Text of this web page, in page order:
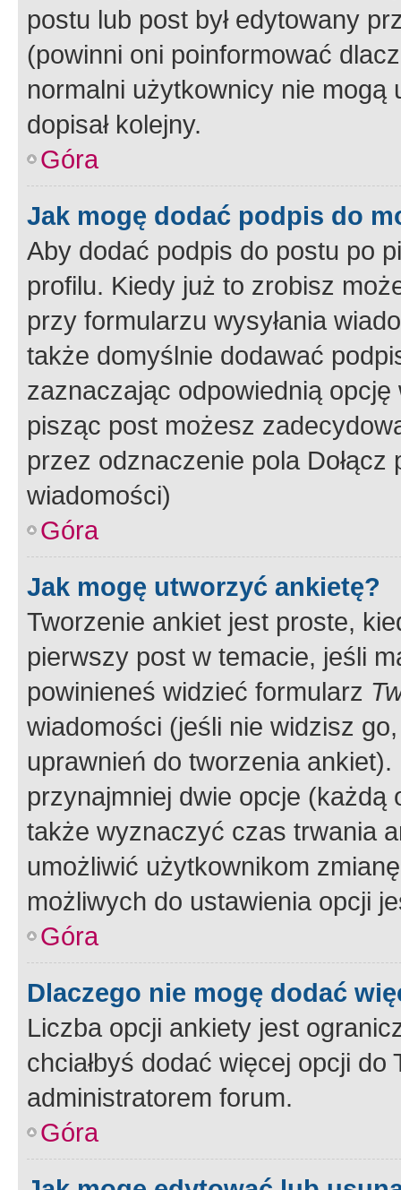
postu lub post był edytowany
(powinni oni poinformować
normalni użytkownicy nie
dopisał kolejny.
Góra
Jak mogę dodać podpis do
Aby dodać podpis do postu po
profilu. Kiedy już to zrobisz
przy formularzu wysyłania
także domyślnie dodawać
zaznaczając odpowiednią
pisząc post możesz
przez odznaczenie pola
wiadomości)
Góra
Jak mogę utworzyć ankietę?
Tworzenie ankiet jest proste,
pierwszy post w temacie, jeśli
powinieneś widzieć formularz
wiadomości (jeśli nie widzisz
uprawnień do tworzenia
przynajmniej dwie opcje
także wyznaczyć czas trwania
umożliwić użytkownikom
możliwych do ustawienia opcji
Góra
Dlaczego nie mogę dodać
Liczba opcji ankiety jest
chciałbyś dodać więcej opcji
administratorem forum.
Góra